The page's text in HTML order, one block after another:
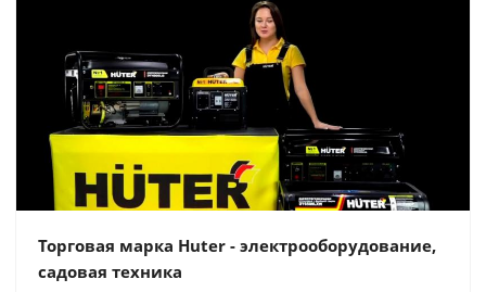
Торговая марка Huter - электрооборудование,
садовая техника